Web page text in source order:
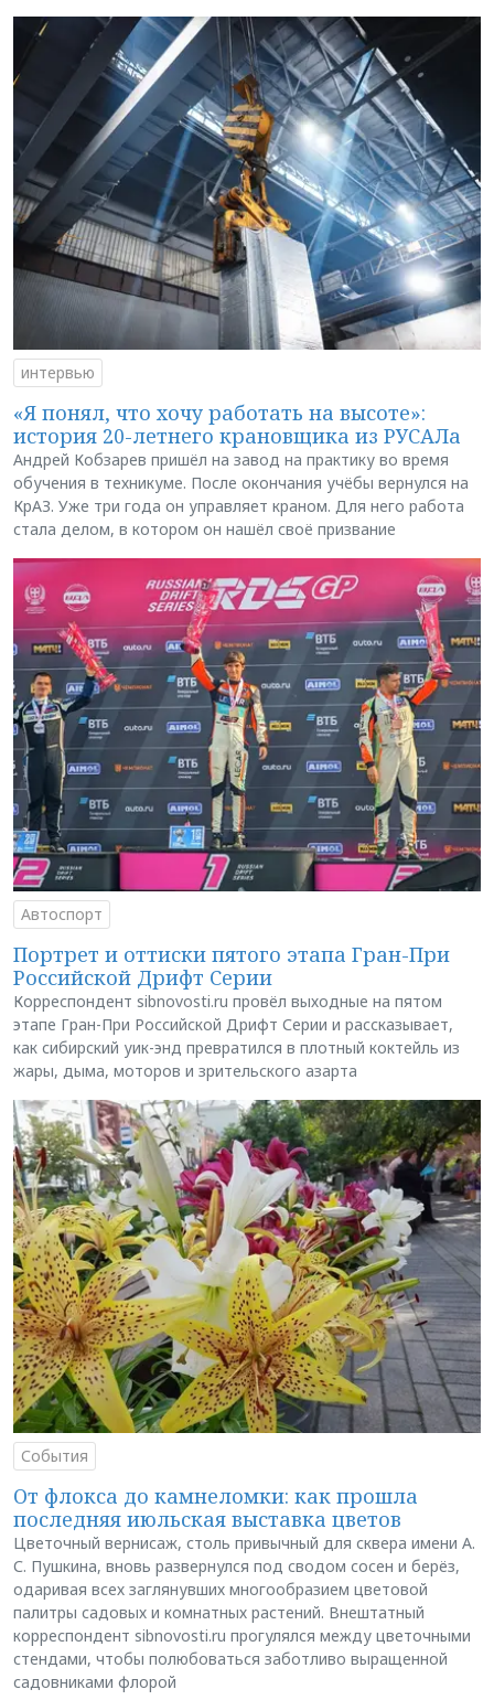
интервью
«Я понял, что хочу работать на высоте»:
история 20-летнего крановщика из РУСАЛа
Андрей Кобзарев пришёл на завод на практику во время
обучения в техникуме. После окончания учёбы вернулся на
КрАЗ. Уже три года он управляет краном. Для него работа
стала делом, в котором он нашёл своё призвание
Автоспорт
Портрет и оттиски пятого этапа Гран-При
Российской Дрифт Серии
Корреспондент sibnovosti.ru провёл выходные на пятом
этапе Гран-При Российской Дрифт Серии и рассказывает,
как сибирский уик-энд превратился в плотный коктейль из
жары, дыма, моторов и зрительского азарта
События
От флокса до камнеломки: как прошла
последняя июльская выставка цветов
Цветочный вернисаж, столь привычный для сквера имени А.
С. Пушкина, вновь развернулся под сводом сосен и берёз,
одаривая всех заглянувших многообразием цветовой
палитры садовых и комнатных растений. Внештатный
корреспондент sibnovosti.ru прогулялся между цветочными
стендами, чтобы полюбоваться заботливо выращенной
садовниками флорой